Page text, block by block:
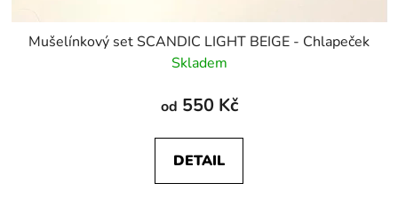
Mušelínkový set SCANDIC LIGHT BEIGE - Chlapeček
Skladem
od 550 Kč
DETAIL